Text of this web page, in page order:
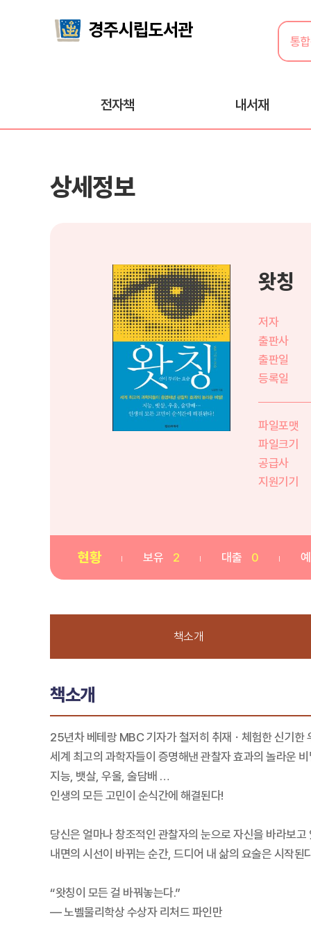
전자책 내서재
상세정보
왓칭
저자
출판사
출판일
등록일
파일포맷
파일크기
공급사
지원기기
현황 보유 2 대출 0
책소개
책소개
25년차 베테랑 MBC 기자가 철저히 취재ㆍ체험한 신기한
세계 최고의 과학자들이 증명해낸 관찰자 효과의 놀라운 비
지능, 뱃살, 우울, 술담배 …
인생의 모든 고민이 순식간에 해결된다!
당신은 얼마나 창조적인 관찰자의 눈으로 자신을 바라보고
내면의 시선이 바뀌는 순간, 드디어 내 삶의 요술은 시작된
“왓칭이 모든 걸 바꿔놓는다.”
― 노벨물리학상 수상자 리처드 파인만